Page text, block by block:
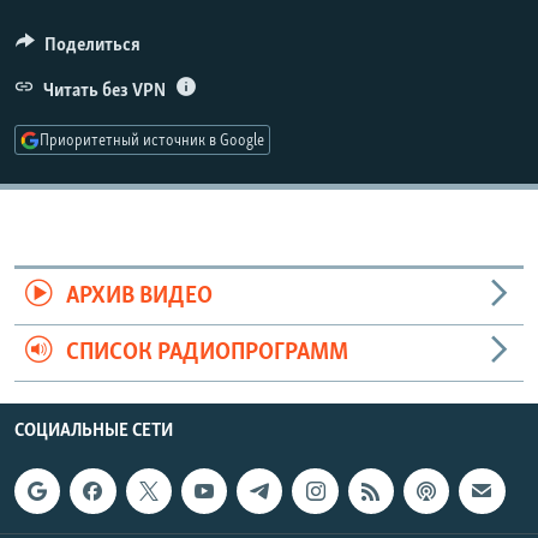
СОЦИАЛЬНЫЕ СЕТИ
Все сайты РСЕ/РС
Поделиться
Читать без VPN
Приоритетный источник в Google
АРХИВ ВИДЕО
СПИСОК РАДИОПРОГРАММ
СОЦИАЛЬНЫЕ СЕТИ